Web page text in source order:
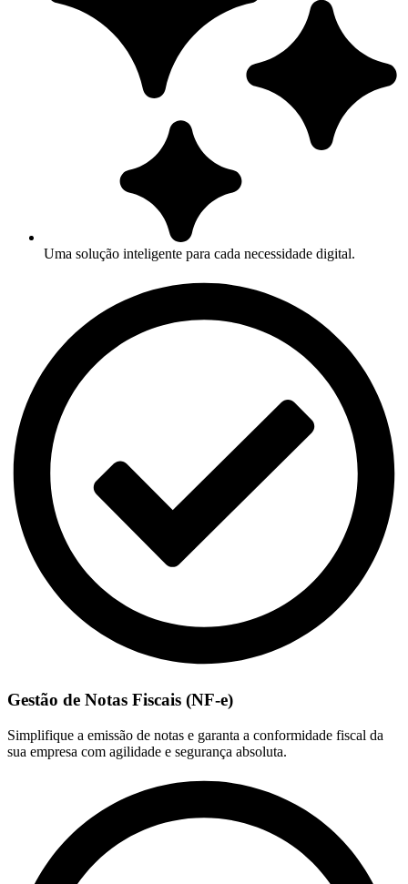
Uma solução inteligente para cada necessidade digital.
Gestão de Notas Fiscais (NF-e)
Simplifique a emissão de notas e garanta a conformidade fiscal da
sua empresa com agilidade e segurança absoluta.